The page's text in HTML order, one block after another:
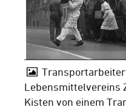
Lebensmittelvereins
Kisten von einem